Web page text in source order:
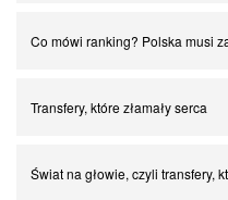
Co mówi ranking? Polska musi
Transfery, które złamały serca
Świat na głowie, czyli transfery,